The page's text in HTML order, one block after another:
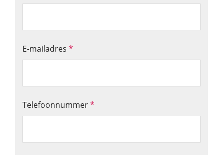
E-mailadres *
Telefoonnummer*